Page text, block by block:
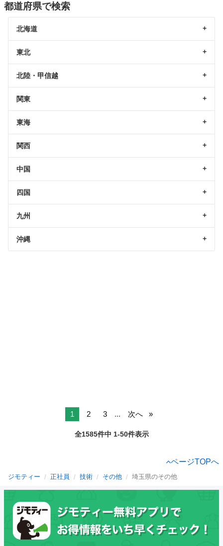
都道府県で検索
北海道
東北
北陸・甲信越
関東
東海
関西
中国
四国
九州
沖縄
1 2 3 ... 次へ
全1585件中 1-50件表示
ページTOPへ
ジモティー 正社員 技術 その他 埼玉県のその他